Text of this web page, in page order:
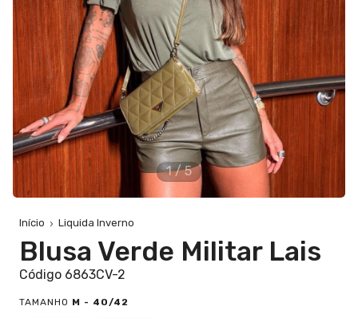
1/5
Início Liquida Inverno
Blusa Verde Militar Lais
Código 6863CV-2
TAMANHO M - 40/42